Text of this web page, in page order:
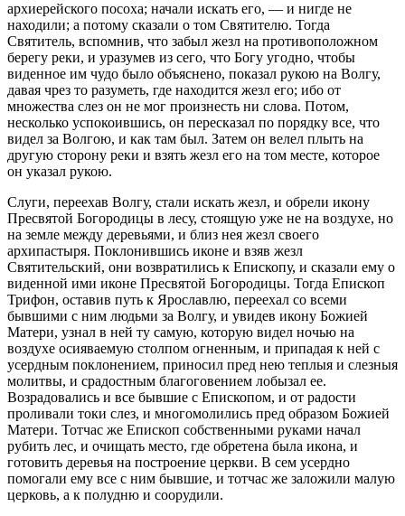
архиерейского посоха; начали искать его, — и нигде не
находили; а потому сказали о том Святителю. Тогда
Святитель, вспомнив, что забыл жезл на противоположном
берегу реки, и уразумев из сего, что Богу угодно, чтобы
виденное им чудо было объяснено, показал рукою на Волгу,
давая чрез то разуметь, где находится жезл его; ибо от
множества слез он не мог произнесть ни слова. Потом,
несколько успокоившись, он пересказал по порядку все, что
видел за Волгою, и как там был. Затем он велел плыть на
другую сторону реки и взять жезл его на том месте, которое
он указал рукою.
Слуги, переехав Волгу, стали искать жезл, и обрели икону
Пресвятой Богородицы в лесу, стоящую уже не на воздухе, но
на земле между деревьями, и близ нея жезл своего
архипастыря. Поклонившись иконе и взяв жезл
Святительский, они возвратились к Епископу, и сказали ему о
виденной ими иконе Пресвятой Богородицы. Тогда Епископ
Трифон, оставив путь к Ярославлю, переехал со всеми
бывшими с ним людьми за Волгу, и увидев икону Божией
Матери, узнал в ней ту самую, которую видел ночью на
воздухе осияваемую столпом огненным, и припадая к ней с
усердным поклонением, приносил пред нею теплыя и слезныя
молитвы, и срадостным благоговением лобызал ее.
Возрадовались и все бывшие с Епископом, и от радости
проливали токи слез, и многомолились пред образом Божией
Матери. Тотчас же Епископ собственными руками начал
рубить лес, и очищать место, где обретена была икона, и
готовить деревья на построение церкви. В сем усердно
помогали ему все с ним бывшие, и тотчас же заложили малую
церковь, а к полудню и соорудили.